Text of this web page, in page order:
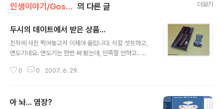
인생이야기/Gossip 의 다른 글 더보기
두시의 데이트에서 받은 상품...
진작에 사진 찍어놓고서 이제야 올립니다. 식칼 셋트하고,
면도기네요. 면도기는 한번 써 봤는데, 만족할 만하고.. 식
왜 이리 이벤트 복이 많은지... ㅎㅎ
0 0 2007. 6. 29.
아 놔... 염장?